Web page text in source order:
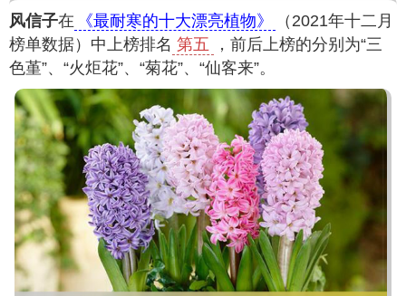
风信子在 《最耐寒的十大漂亮植物》
（2021年十二月
榜单数据）中上榜排名 第五
，前后上榜的分别为“三
色堇”、“火炬花”、“菊花”、“仙客来”。